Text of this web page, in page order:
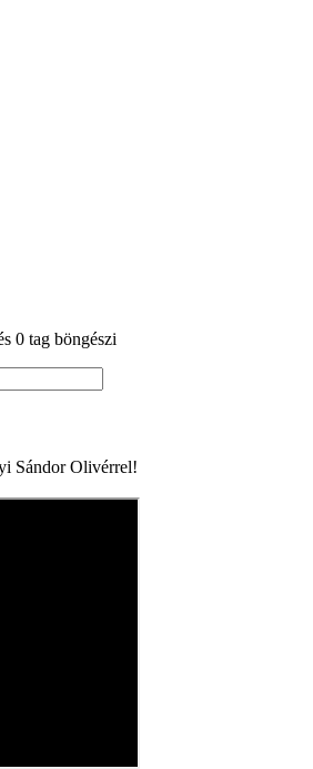
0 tag böngészi
Sándor Olivérrel!